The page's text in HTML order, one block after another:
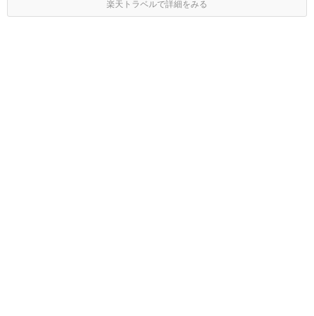
楽天トラベルで詳細をみる